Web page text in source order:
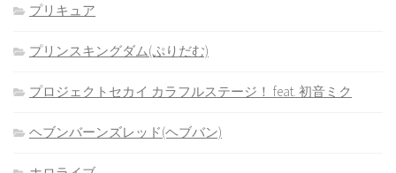
プリキュア
プリンスキングダム(ぷりだむ)
プロジェクトセカイ カラフルステージ！ feat. 初音ミク
ヘブンバーンズレッド(ヘブバン)